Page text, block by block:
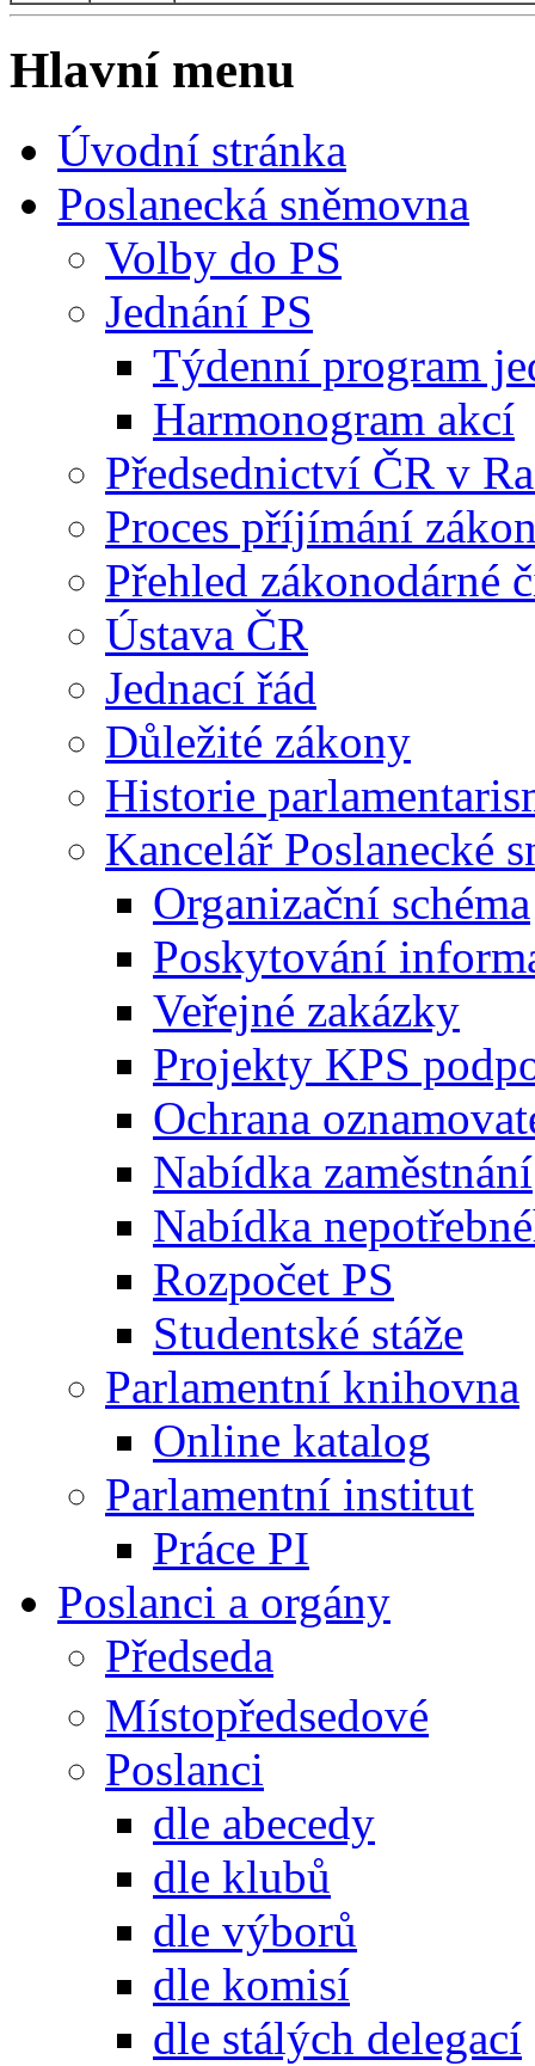
Hlavní menu
Úvodní stránka
Poslanecká sněmovna
Volby do PS
Jednání PS
Týdenní program
Harmonogram akcí
Předsednictví ČR v
Proces příjímání
Přehled zákonodárné
Ústava ČR
Jednací řád
Důležité zákony
Historie
Kancelář Poslanecké
Organizační schéma
Poskytování
Veřejné zakázky
Projekty KPS
Ochrana
Nabídka zaměstnání
Nabídka
Rozpočet PS
Studentské stáže
Parlamentní knihovna
Online katalog
Parlamentní institut
Práce PI
Poslanci a orgány
Předseda
Místopředsedové
Poslanci
dle abecedy
dle klubů
dle výborů
dle komisí
dle stálých delegací